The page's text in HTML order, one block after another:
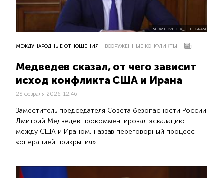
T.ME/MEDVEDEV_TELEGRAM
МЕЖДУНАРОДНЫЕ ОТНОШЕНИЯ ВООРУЖЕННЫЕ КОНФЛИКТЫ
Медведев сказал, от чего зависит
исход конфликта США и Ирана
28 февраля 2026, 12:46
Заместитель председателя Совета безопасности России
Дмитрий Медведев прокомментировал эскалацию
между США и Ираном, назвав переговорный процесс
«операцией прикрытия»